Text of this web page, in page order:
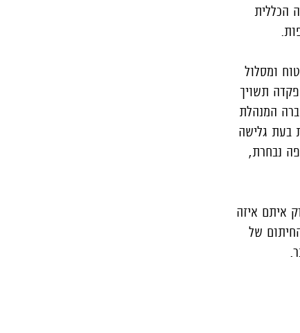
הכללית
ומסלול
תשויך
המנהלת
בעת גלישה
נבחרת,
איתם איזה
של